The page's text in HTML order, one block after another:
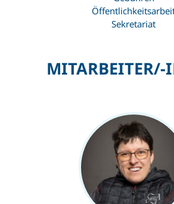
Sekretariat
MITARBEITER/-